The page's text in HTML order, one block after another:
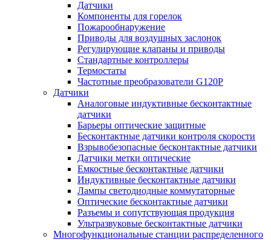
Датчики
Компоненты для горелок
Пожарообнаружение
Приводы для воздушных заслонок
Регулирующие клапаны и приводы
Стандартные контроллеры
Термостаты
Частотные преобразователи G120P
Датчики
Аналоговые индуктивные бесконтактные
датчики
Барьеры оптические защитные
Бесконтактные датчики контроля скорости
Взрывобезопасные бесконтактные датчики
Датчики метки оптические
Емкостные бесконтактные датчики
Индуктивные бесконтактные датчики
Лампы светодиодные коммутаторные
Оптические бесконтактные датчики
Разъемы и сопутствующая продукция
Ультразвуковые бесконтактные датчики
Многофункциональные станции распределенного